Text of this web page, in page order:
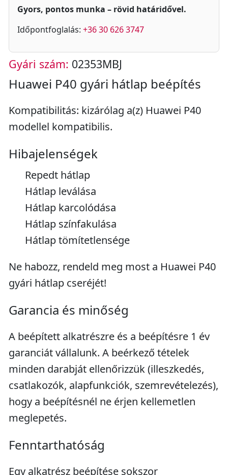
Gyors, pontos munka – rövid határidővel.
Időpontfoglalás: +36 30 626 3747
Gyári szám: 02353MBJ
Huawei P40 gyári hátlap beépítés
Kompatibilitás: kizárólag a(z) Huawei P40
modellel kompatibilis.
Hibajelenségek
Repedt hátlap
Hátlap leválása
Hátlap karcolódása
Hátlap színfakulása
Hátlap tömítetlensége
Ne habozz, rendeld meg most a Huawei P40
gyári hátlap cseréjét!
Garancia és minőség
A beépített alkatrészre és a beépítésre 1 év
garanciát vállalunk. A beérkező tételek
minden darabját ellenőrizzük (illeszkedés,
csatlakozók, alapfunkciók, szemrevételezés),
hogy a beépítésnél ne érjen kellemetlen
meglepetés.
Fenntarthatóság
Egy alkatrész beépítése sokszor